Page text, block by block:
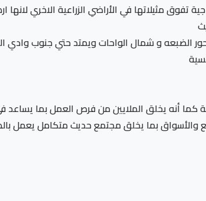
الزراعية المصرية بانتاجية تفوق مثيلاتها في الأراضي الزراعية
الضبعه و شمال الواحات ويمتد حتي جنوب وادي
كما أنه يخلق الملايين من فرص العمل بما
والأسواق بما يخلق مجتمع حديث متكامل يعمل